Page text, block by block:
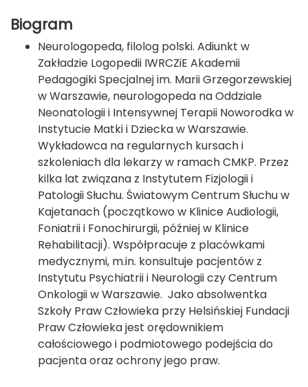
Biogram
Neurologopeda, filolog polski. Adiunkt w
Zakładzie Logopedii IWRCZiE Akademii
Pedagogiki Specjalnej im. Marii Grzegorzewskiej
w Warszawie, neurologopeda na Oddziale
Neonatologii i Intensywnej Terapii Noworodka w
Instytucie Matki i Dziecka w Warszawie.
Wykładowca na regularnych kursach i
szkoleniach dla lekarzy w ramach CMKP. Przez
kilka lat związana z Instytutem Fizjologii i
Patologii Słuchu. Światowym Centrum Słuchu w
Kajetanach (początkowo w Klinice Audiologii,
Foniatrii i Fonochirurgii, później w Klinice
Rehabilitacji). Współpracuje z placówkami
medycznymi, m.in. konsultuje pacjentów z
Instytutu Psychiatrii i Neurologii czy Centrum
Onkologii w Warszawie. Jako absolwentka
Szkoły Praw Człowieka przy Helsińskiej Fundacji
Praw Człowieka jest orędownikiem
całościowego i podmiotowego podejścia do
pacjenta oraz ochrony jego praw.